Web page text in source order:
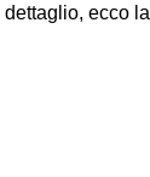
ecco la